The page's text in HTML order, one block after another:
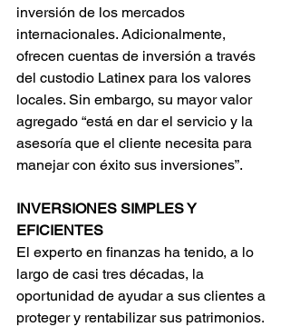
inversión de los mercados
internacionales. Adicionalmente,
ofrecen cuentas de inversión a través
del custodio Latinex para los valores
locales. Sin embargo, su mayor valor
agregado “está en dar el servicio y la
asesoría que el cliente necesita para
manejar con éxito sus inversiones”.
INVERSIONES SIMPLES Y
EFICIENTES
El experto en finanzas ha tenido, a lo
largo de casi tres décadas, la
oportunidad de ayudar a sus clientes a
proteger y rentabilizar sus patrimonios.